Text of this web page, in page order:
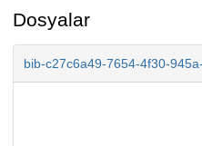
Dosyalar
bib-c27c6a49-7654-4f30-